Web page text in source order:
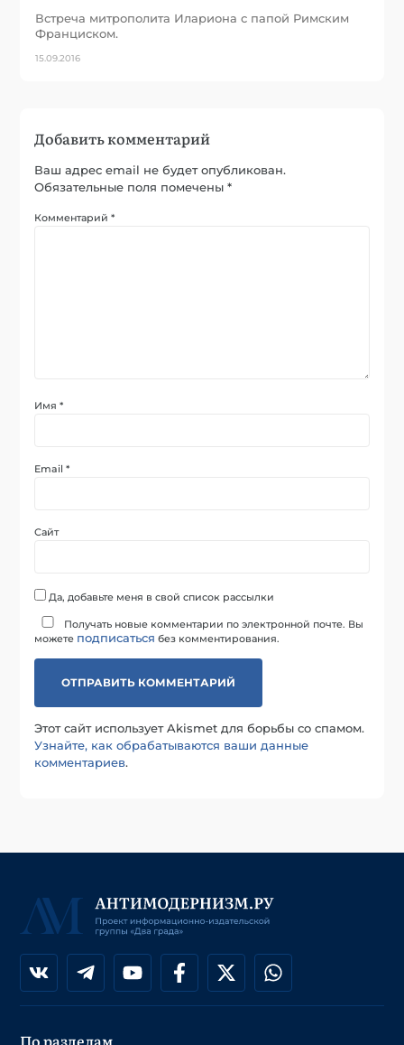
Встреча митрополита Илариона с папой Римским
Франциском.
15.09.2016
Добавить комментарий
Ваш адрес email не будет опубликован.
Обязательные поля помечены*
Комментарий*
Имя*
Email*
Сайт
Да, добавьте меня в свой список рассылки
Получать новые комментарии по электронной почте. Вы
можете подписаться без комментирования.
Этот сайт использует Akismet для борьбы со спамом.
Узнайте, как обрабатываются ваши данные
комментариев.
По разделам